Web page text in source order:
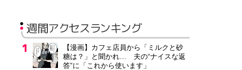
週間アクセスランキング
【漫画】カフェ店員から「ミルクと砂
糖は？」と聞かれ… 夫の“ナイスな返
答”に「これから使います」